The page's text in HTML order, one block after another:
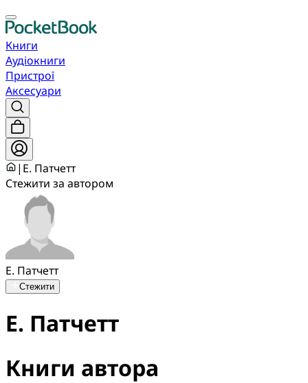
Книги
Аудіокниги
Пристрої
Аксесуари
| Е. Патчетт
Стежити за автором
Е. Патчетт
Стежити
Е. Патчетт
Книги автора